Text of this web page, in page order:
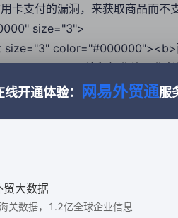
卡支付的漏洞，来获取商品而
size="3">
外贸行业的从业者
挑战不仅来自于客户的不诚信行
height: 1.75;"><font
color="#000000"><b>
left: 0px;"><li
word; background-color:
size="3"
能通过有信用保障的平台或支
开通体验： 网易外贸通服
贸大数据
关数据，1.2亿全球企业信息